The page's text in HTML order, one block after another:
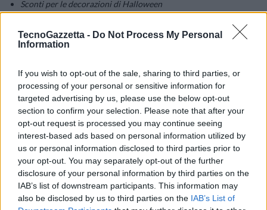
TecnoGazzetta - Do Not Process My Personal
Information
If you wish to opt-out of the sale, sharing to third parties, or
processing of your personal or sensitive information for
targeted advertising by us, please use the below opt-out
section to confirm your selection. Please note that after your
opt-out request is processed you may continue seeing
interest-based ads based on personal information utilized by
us or personal information disclosed to third parties prior to
your opt-out. You may separately opt-out of the further
disclosure of your personal information by third parties on the
IAB’s list of downstream participants. This information may
also be disclosed by us to third parties on the IAB’s List of
Sconti per le decorazioni di Halloween
e Francia; di seguito alcuni dei temi utilizzati nell’oggetto:
– Partecipa allo speciale di Halloween e vinci 124 lattine di Coca
Cola
– I giorni di Halloween approfitta delle offerte dal 21 al 31 ottobre
– Vota per Halloween